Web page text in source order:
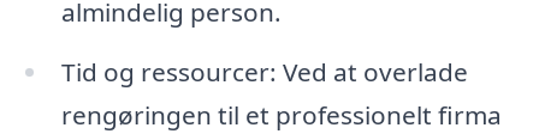
almindelig person.
Tid og ressourcer: Ved at overlade
rengøringen til et professionelt firma